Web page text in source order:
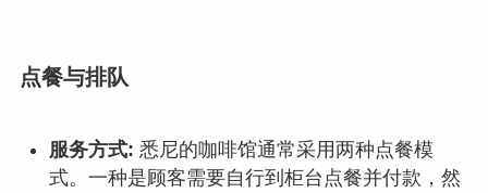
点餐与排队
服务方式: 悉尼的咖啡馆通常采用两种点餐模
式。一种是顾客需要自行到柜台点餐并付款，然